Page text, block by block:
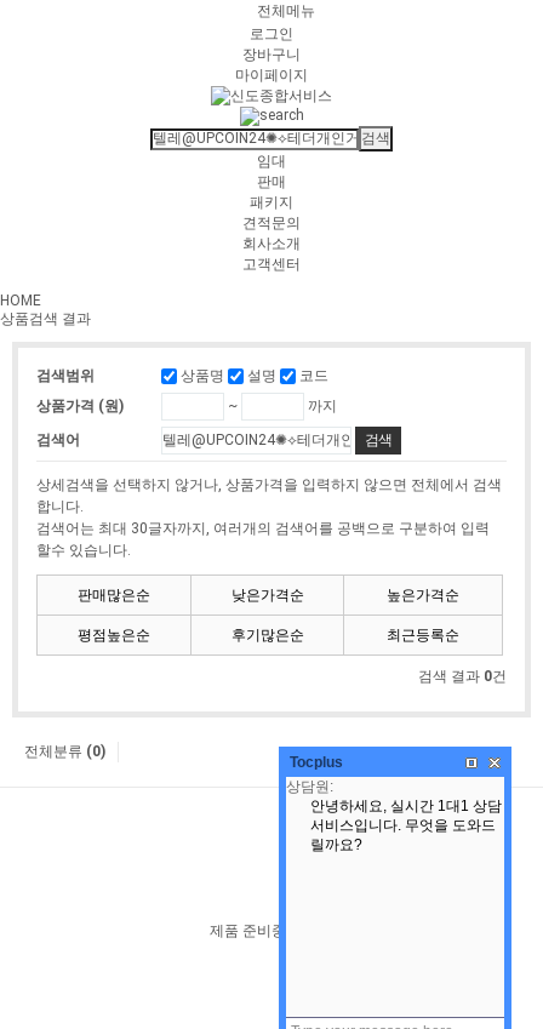
전체메뉴
로그인
장바구니
마이페이지
임대
판매
패키지
견적문의
회사소개
고객센터
HOME
상품검색 결과
검색범위 상품명 설명
코드
상품가격 (원)
~ 까지
검색어
상세검색을 선택하지 않거나, 상품가격을 입력하지 않으면 전체에서 검색
합니다.
검색어는 최대 30글자까지, 여러개의 검색어를 공백으로 구분하여 입력
할수 있습니다.
판매많은순 낮은가격순 높은가격순
평점높은순 후기많은순 최근등록순
검색 결과 0건
전체분류 (0)
제품 준비중입니다.
Tocplus